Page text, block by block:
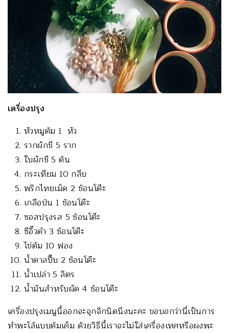
เครื่องปรุง
หัวหมูต้ม 1 หัว
รากผักชี 5 ราก
ใบผักชี 5 ต้น
กระเทียม 10 กลีบ
พริกไทยเม็ด 2 ช้อนโต๊ะ
เกลือป่น 1 ช้อนโต๊ะ
ซอสปรุงรส 5 ช้อนโต๊ะ
ซีอิ๊วดำ 3 ช้อนโต๊ะ
ไข่ต้ม 10 ฟอง
น้ำตาลปี๊บ 2 ช้อนโต๊ะ
น้ำเปล่า 5 ลิตร
น้ำมันสำหรับผัด 4 ช้อนโต๊ะ
เครื่องปรุงเมนูนี้ออกจะจุกจิกนิดนึงนะคะ ขอบอกว่านี่เป็นการ
ทำพะโล้แบบต้มเค็ม ด้วยวิธีนี้เราจะไม่ใส่เครื่องเทศหรือผงพะ